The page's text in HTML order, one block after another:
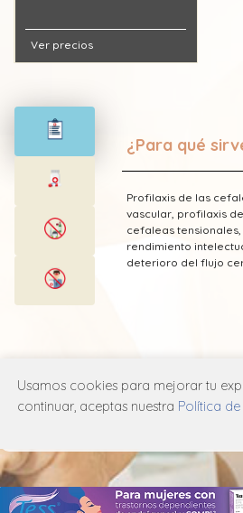
Ver precios
¿Para qué
Profilaxis de las
vascular, profilaxis
cefaleas
rendimiento
deterioro del flujo
BioGenet publicada
Farmacéutico
Usamos cookies para mejorar tu
continuar, aceptas nuestra Política